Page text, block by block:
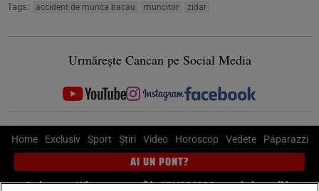
Tags: accident de munca bacau muncitor zidar
Urmărește Cancan pe Social Media
Home Exclusiv Sport Știri Video Horoscop Vedete Paparazzi
AI UN PONT?
Scrie-ne pe Whatsapp, sună la 0741226226 sau trimite mail la